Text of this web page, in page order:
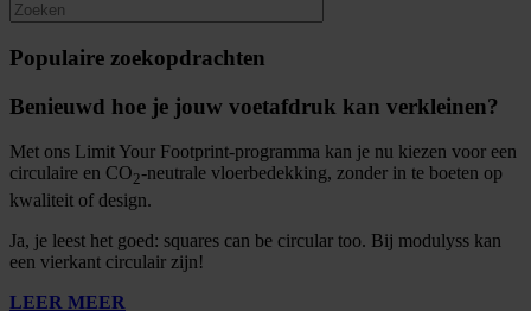
Populaire zoekopdrachten
Benieuwd hoe je jouw voetafdruk kan verkleinen?
Met ons Limit Your Footprint-programma kan je nu kiezen voor een
circulaire en CO2-neutrale vloerbedekking, zonder in te boeten op
kwaliteit of design.
Ja, je leest het goed: squares can be circular too. Bij modulyss kan
een vierkant circulair zijn!
LEER MEER